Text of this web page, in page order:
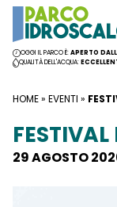
Vai al contenuto
OGGI IL PARCO È:APERTO
QUALITÀ DELL'ACQUA:
HOME» EVENTI »
FESTIVAL
29 AGOSTO